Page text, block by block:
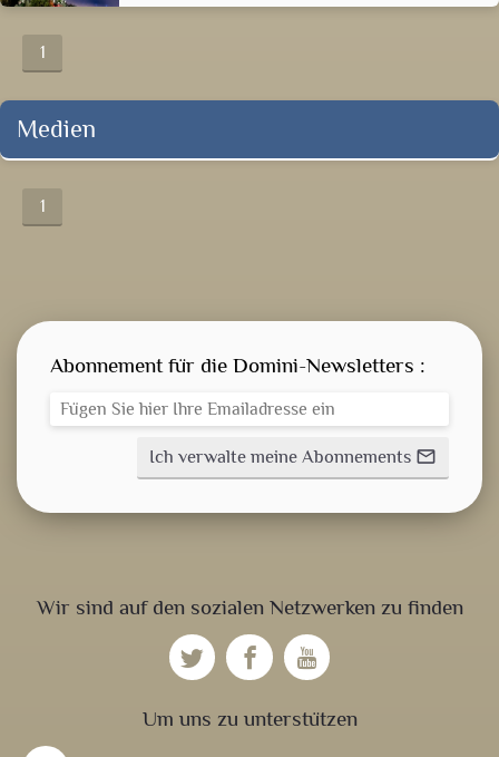
1
Medien
1
ANMELDEN
WEITERBILDUNGSDATEIEN
Wir sind auf den sozialen Netzwerken zu finden
Um uns zu unterstützen
Abonnement für die Domini-Newsletters :
Ich verwalte meine Abonnements mail_outline